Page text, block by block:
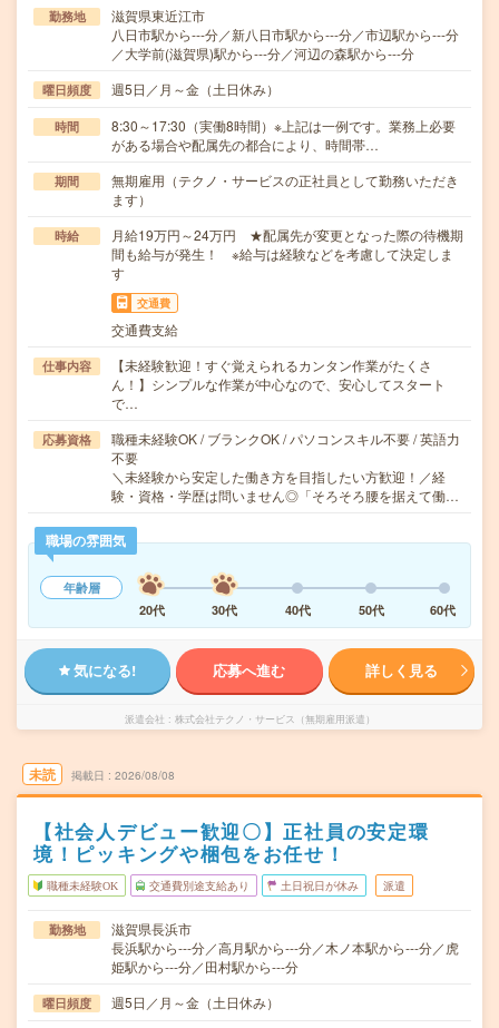
勤務地
滋賀県東近江市
八日市駅から---分／新八日市駅から---分／市辺駅から---分
／大学前(滋賀県)駅から---分／河辺の森駅から---分
曜日頻度 週5日／月～金（土日休み）
時間
8:30～17:30（実働8時間）※上記は一例です。業務上必要
がある場合や配属先の都合により、時間帯…
期間
無期雇用（テクノ・サービスの正社員として勤務いただき
ます）
時給
月給19万円～24万円 ★配属先が変更となった際の待機期
間も給与が発生！ ※給与は経験などを考慮して決定しま
す
交通費
交通費支給
仕事内容
【未経験歓迎！すぐ覚えられるカンタン作業がたくさ
ん！】シンプルな作業が中心なので、安心してスタート
で…
応募資格
職種未経験OK / ブランクOK / パソコンスキル不要 / 英語力
不要
＼未経験から安定した働き方を目指したい方歓迎！／経
験・資格・学歴は問いません◎「そろそろ腰を据えて働…
職場の雰囲気
年齢層
20代
30代 40代 50代 60代
気になる! 応募へ進む 詳しく見る
派遣会社 株式会社テクノ・サービス（無期雇用派遣）
未読 掲載日 2026/08/08
【社会人デビュー歓迎〇】正社員の安定環
境！ピッキングや梱包をお任せ！
職種未経験OK 交通費別途支給あり 土日祝日が休み 派遣
勤務地
滋賀県長浜市
長浜駅から---分／高月駅から---分／木ノ本駅から---分／虎
姫駅から---分／田村駅から---分
曜日頻度 週5日／月～金（土日休み）